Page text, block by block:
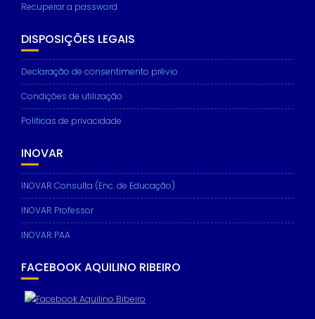
Recuperar a password
DISPOSIÇÕES LEGAIS
Declaração de consentimento prévio
Condições de utilização
Politicas de privacidade
INOVAR
INOVAR Consulta (Enc. de Educação)
INOVAR Professor
INOVAR PAA
FACEBOOK AQUILINO RIBEIRO